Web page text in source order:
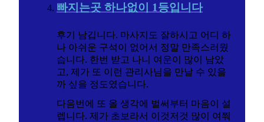
빠지는곳 하나없이 1등입니다
후기 남깁니다. 마사지도 잘하시고 어디 하
나 아쉬운 구석이 없어서 정말 만족스러웠
습니다. 한번 받고 나니 여운이 많이 남았
고, 제가 또 이런 관리사님을 만날 수 있을
까 싶을 정도였습니다.
다음번에 또 올 생각에 벌써부터 마음이 설
렙니다. 제가 초보라서 이것저것 많이 여쭤